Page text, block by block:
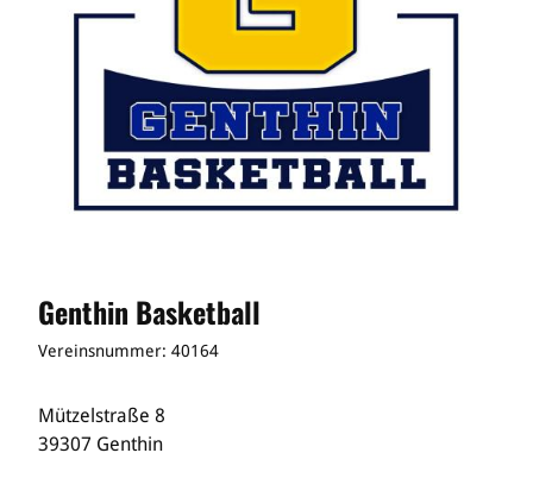
Genthin Basketball
Vereinsnummer: 40164
Mützelstraße 8
39307 Genthin